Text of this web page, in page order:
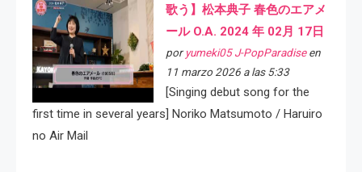
歌う】松本典子 春色のエアメ
ール O.A. 2024 年 02月 17日
por yumeki05 J-PopParadiseen
11 marzo 2026 a las 5:33
[Singing debut song for the
first time in several years] Noriko Matsumoto / Haruiro
no Air Mail